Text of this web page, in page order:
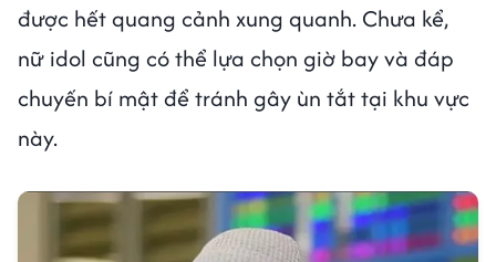
được hết quang cảnh xung quanh. Chưa kể,
nữ idol cũng có thể lựa chọn giờ bay và đáp
chuyến bí mật để tránh gây ùn tắt tại khu vực
này.